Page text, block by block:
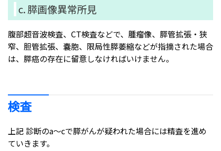
c. 膵画像異常所見
腹部超音波検査、CT検査などで、腫瘤像、膵管拡張・狭
窄、胆管拡張、嚢胞、限局性膵萎縮などが指摘された場合
は、膵癌の存在に留意しなければいけません。
検査
上記 診断のa～cで膵がんが疑われた場合には精査を進め
ていきます。